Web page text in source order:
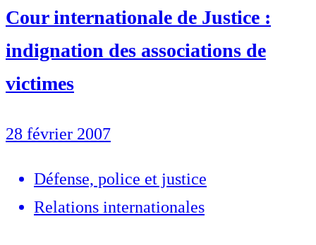
Cour internationale de Justice :
indignation des associations de
victimes
28 février 2007
Défense, police et justice
Relations internationales